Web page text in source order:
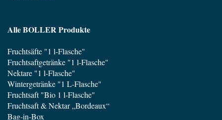
Alle BOLLER Produkte
Fruchtsäfte "1 l-Flasche"
Fruchtsaftgetränke "1 l-Flasche"
Nektare "1 l-Flasche"
Wintergetränke "1 L-Flasche"
Fruchtsaft "Bio 1 l-Flasche"
Fruchtsaft & Nektar „Bordeaux“
Bag-in-Box